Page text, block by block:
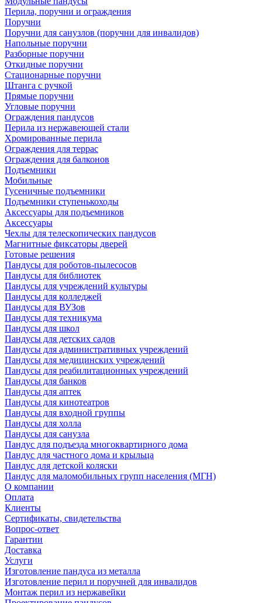
Перила, поручни и ограждения
Поручни
Поручни для санузлов (поручни для инвалидов)
Напольные поручни
Разборные поручни
Откидные поручни
Стационарные поручни
Штанга с ручкой
Прямые поручни
Угловые поручни
Ограждения пандусов
Перила из нержавеющей стали
Хромированные перила
Ограждения для террас
Ограждения для балконов
Подъемники
Мобильные
Гусеничные подъемники
Подъемники ступенькоходы
Аксессуары для подъемников
Аксессуары
Чехлы для телескопических пандусов
Магнитные фиксаторы дверей
Готовые решения
Пандусы для роботов-пылесосов
Пандусы для библиотек
Пандусы для учреждений культуры
Пандусы для колледжей
Пандусы для ВУЗов
Пандусы для техникума
Пандусы для школ
Пандусы для детских садов
Пандусы для административных учреждений
Пандусы для медицинских учреждений
Пандусы для реабилитационных учреждений
Пандусы для банков
Пандусы для аптек
Пандусы для кинотеатров
Пандусы для входной группы
Пандусы для холла
Пандусы для санузла
Пандус для подъезда многоквартирного дома
Пандус для частного дома и крыльца
Пандус для детской коляски
Пандус для маломобильных групп населения (МГН)
О компании
Оплата
Клиенты
Сертификаты, свидетельства
Вопрос-ответ
Гарантии
Доставка
Услуги
Изготовление пандуса из металла
Изготовление перил и поручней для инвалидов
Монтаж перил из нержавейки